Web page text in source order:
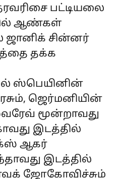
பட்டியலை
ஆண்கள்
ஜானிக் சின்னர்
தக்க
ஸ்பெயினின்
ஜெர்மனியின்
மூன்றாவது
இடத்தில்
ஆகர்
இடத்தில்
ஜோகோவிச்சும்